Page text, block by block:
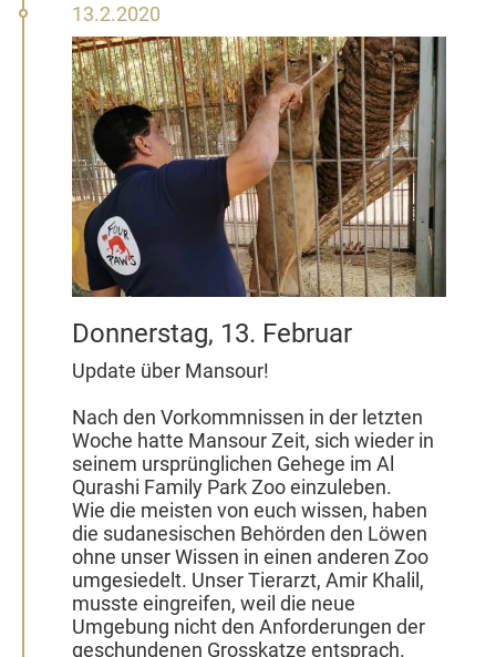
13.
Februar
2020
13.2.2020
Donnerstag, 13. Februar
Update über Mansour!
Nach den Vorkommnissen in der letzten
Woche hatte Mansour Zeit, sich wieder in
seinem ursprünglichen Gehege im Al
Qurashi Family Park Zoo einzuleben.
Wie die meisten von euch wissen, haben
die sudanesischen Behörden den Löwen
ohne unser Wissen in einen anderen Zoo
umgesiedelt. Unser Tierarzt, Amir Khalil,
musste eingreifen, weil die neue
Umgebung nicht den Anforderungen der
geschundenen Grosskatze entsprach.